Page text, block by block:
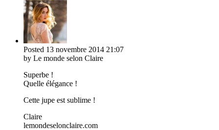
Posted 13 novembre 2014 21:07
by Le monde selon Claire
Superbe !
Quelle élégance !
Cette jupe est sublime !
Claire
lemondeselonclaire.com